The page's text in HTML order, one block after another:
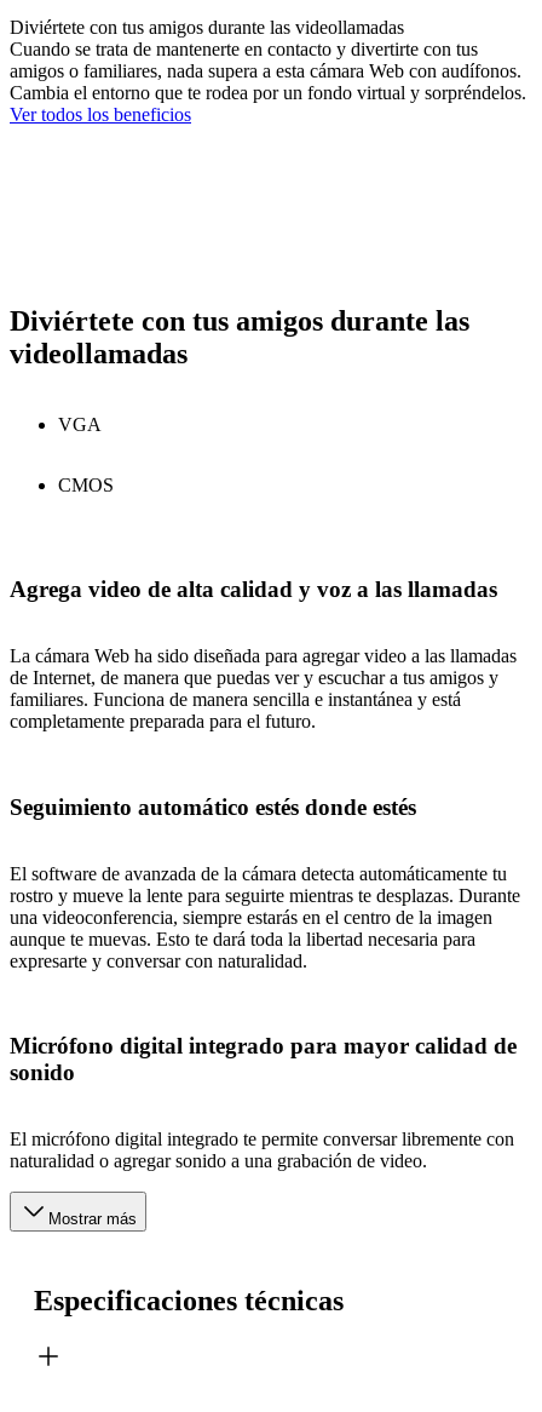
Diviértete con tus amigos durante las videollamadas
Cuando se trata de mantenerte en contacto y divertirte con tus
amigos o familiares, nada supera a esta cámara Web con audífonos.
Cambia el entorno que te rodea por un fondo virtual y sorpréndelos.
Ver todos los beneficios
Diviértete con tus amigos durante las
videollamadas
VGA
CMOS
Agrega video de alta calidad y voz a las llamadas
La cámara Web ha sido diseñada para agregar video a las llamadas
de Internet, de manera que puedas ver y escuchar a tus amigos y
familiares. Funciona de manera sencilla e instantánea y está
completamente preparada para el futuro.
Seguimiento automático estés donde estés
El software de avanzada de la cámara detecta automáticamente tu
rostro y mueve la lente para seguirte mientras te desplazas. Durante
una videoconferencia, siempre estarás en el centro de la imagen
aunque te muevas. Esto te dará toda la libertad necesaria para
expresarte y conversar con naturalidad.
Micrófono digital integrado para mayor calidad de
sonido
El micrófono digital integrado te permite conversar libremente con
naturalidad o agregar sonido a una grabación de video.
Mostrar más
Especificaciones técnicas